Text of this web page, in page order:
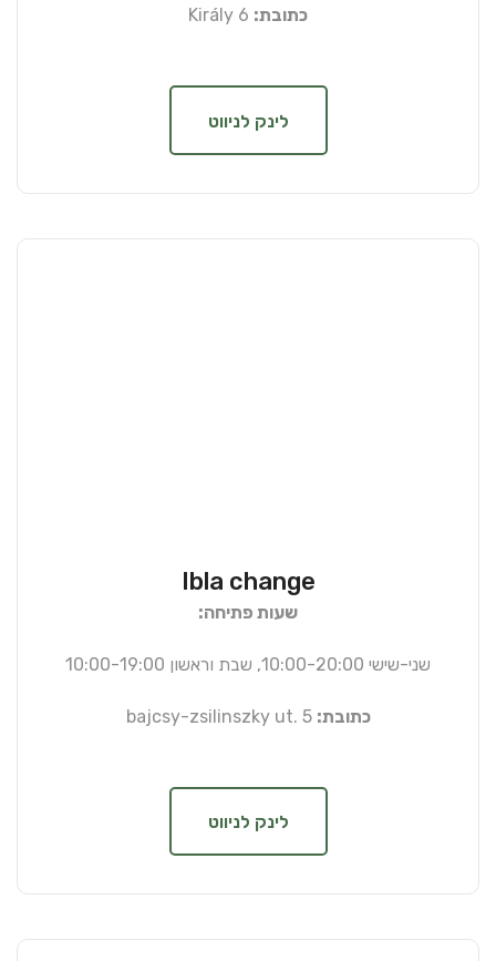
כתובת:
לינק לניווט
Ibla change
שעות פתיחה:
שני-שישי 10:00-20:00, שבת וראשון 10:00-19:00
כתובת: bajcsy-zsilinszky ut. 5
לינק לניווט